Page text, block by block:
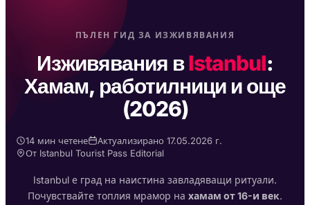
ПЪЛЕН ГИД ЗА ИЗЖИВЯВАНИЯ
Изживявания вIstanbul:
Хамам, работилници и още
(2026)
14 мин четене
Актуализирано 17.05.2026 г.
От Istanbul Tourist Pass Editorial
Istanbul е град на наистина завладяващи ритуали.
Почувствайте топлия мрамор на хамам от 16-и век.